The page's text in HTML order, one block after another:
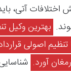
آتی،
بهترین وکیل
اصولی
آورد.